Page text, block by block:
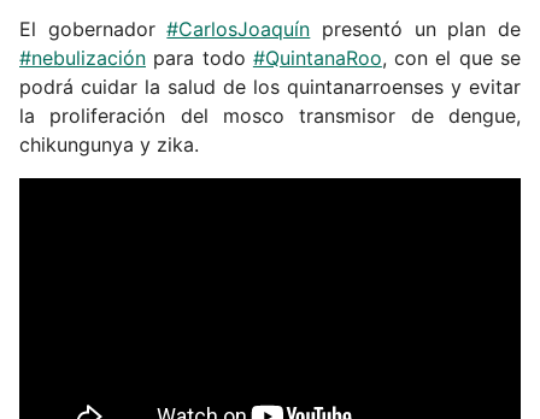
El gobernador#CarlosJoaquín presentó un plan de
#nebulización para todo #QuintanaRoo, con el que se
podrá cuidar la salud de los quintanarroenses y evitar
la proliferación del mosco transmisor de dengue,
chikungunya y zika.